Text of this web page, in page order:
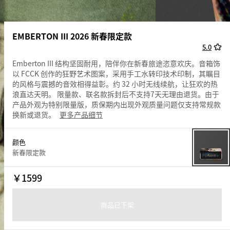
EMBERTON III 2026 新春限定款
5.0
Emberton III 结构坚固耐用，陪伴你在新春旅途恣意欢庆。音箱饰
以 FCCK 创作的狂野艺术图案，采用手工水转印技术印制，其瞩目
的风格与震撼的音效相得益彰。约 32 小时无线续航，让狂欢的热
浪直达天明。 限量款、联名款拆封后不支持7天无理由退货。由于
产品外观为特别限量版，质保期内出现外观质量问题仅支持常规款
换新或退货。
更多产品细节
颜色
新春限定款
￥1599
商品已下架